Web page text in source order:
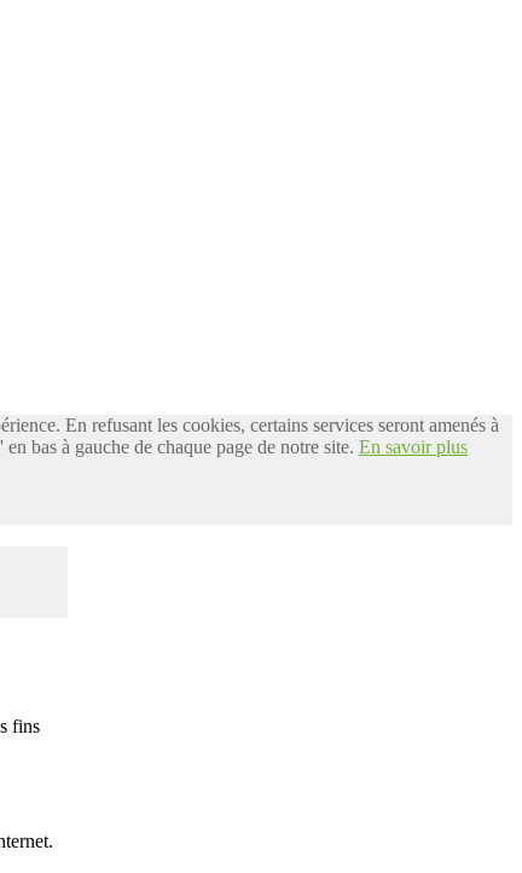
En refusant les cookies, certains services seront amenés à
bas à gauche de chaque page de notre site. En savoir plus
fins